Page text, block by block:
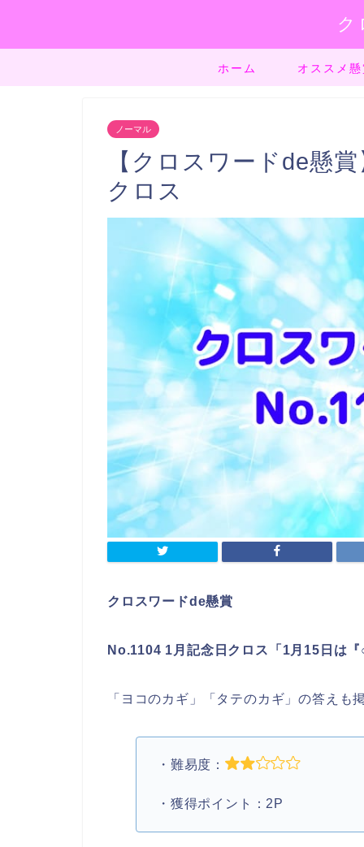
ク
ホーム オススメ
ノーマル
【クロスワードde懸
クロス
クロスワードde懸賞
No.1104 1月記念日クロス「1月15日は
「ヨコのカギ」「タテのカギ」の答え
・難易度：
・獲得ポイント：2P